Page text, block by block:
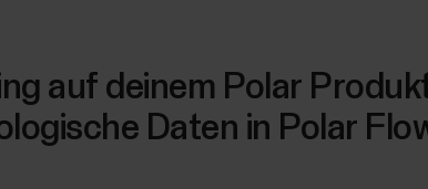
auf deinem Polar
Daten in Polar